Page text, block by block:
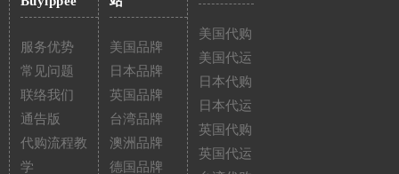
服务优势
常见问题
联络我们
通告版
代购流程教
学
美国品牌
日本品牌
英国品牌
台湾品牌
澳洲品牌
德国品牌
美国代购
美国代运
日本代购
日本代运
英国代购
英国代运